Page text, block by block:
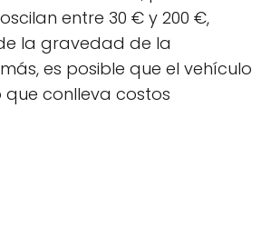
entre 30 € y 200 €,
la gravedad de la
es posible que el vehículo
que conlleva costos